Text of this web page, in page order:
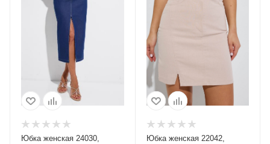
Юбка женская 24030,
Юбка женская 22042,